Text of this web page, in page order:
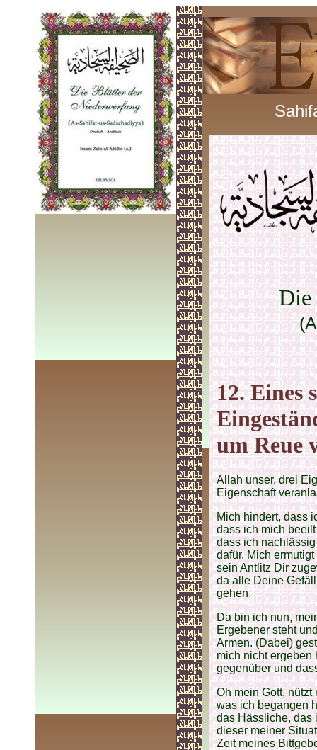
Die
12. Eines
um Reue
Allah unser, drei
Eigenschaft
Mich hindert, dass
dass ich mich
dass ich
dafür. Mich
sein Antlitz Dir
da alle Deine
gehen.
Da bin ich nun,
Ergebener steht
Armen. (Dabei)
mich nicht ergeben
gegenüber und
Oh mein Gott,
was ich begangen
das Hässliche, das
dieser meiner
Zeit meines